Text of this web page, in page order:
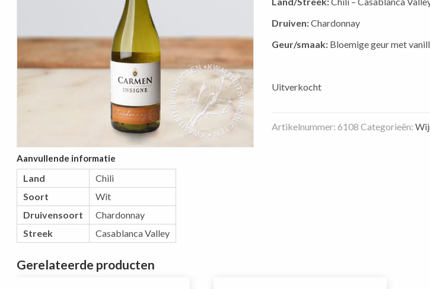
Druiven:Chardonnay
Geur/smaak: Bloemige geur met
Uitverkocht
Artikelnummer:6108 Categorieën:
Aanvullende informatie
Land
Chili
Soort
Wit
Druivensoort
Chardonnay
Streek
Casablanca Valley
Gerelateerde producten